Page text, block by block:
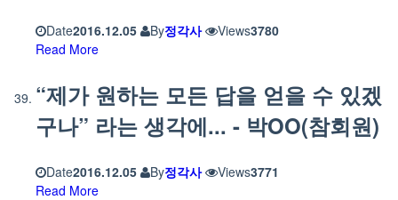
Date2016.12.05 By정각사 Views3780
Read More
“제가 원하는 모든 답을 얻을 수 있겠
구나” 라는 생각에... - 박OO(참회원)
Date2016.12.05 By정각사 Views3771
Read More